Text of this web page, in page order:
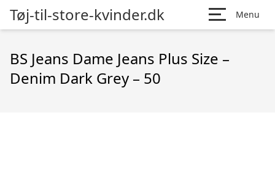
Tøj-til-store-kvinder.dk Menu
BS Jeans Dame Jeans Plus Size –
Denim Dark Grey – 50